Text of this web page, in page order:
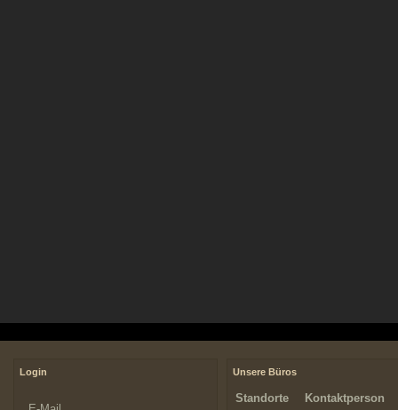
Login Unsere Büros
Standorte Kontaktperson